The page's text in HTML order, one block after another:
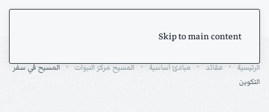
Skip to main content
الرئيسية عقائد مبادئ أساسية المسيح مركز النبوات
المسيح في سفر
التكوين